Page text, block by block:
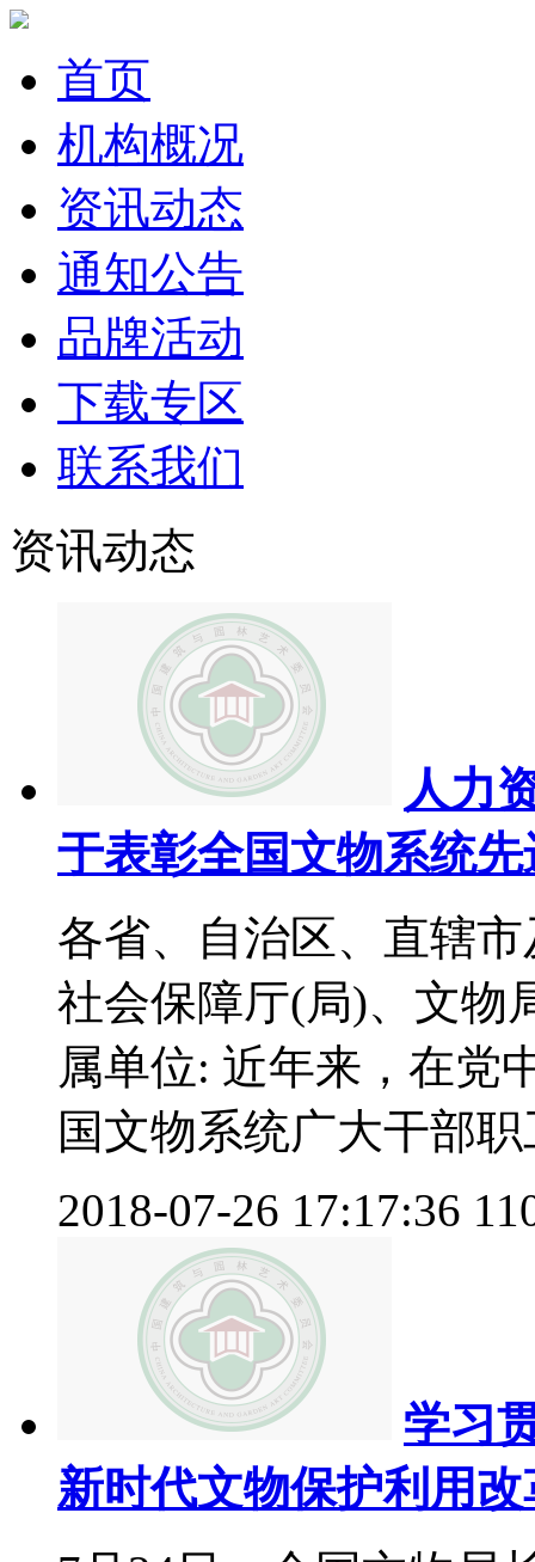
首页
机构概况
资讯动态
通知公告
品牌活动
下载专区
联系我们
资讯动态
人力
于表彰全国文物系统
各省、自治区、直辖
社会保障厅(局)、文物
属单位: 近年来，在党
国文物系统广大干部职
2018-07-26 17:17:36
学习
新时代文物保护利用